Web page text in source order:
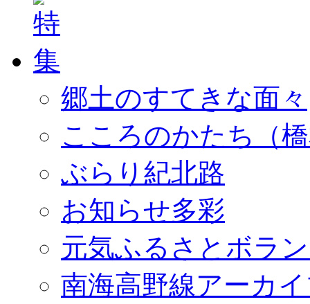
郷土のすてきな面々
こころのかたち（
ぶらり紀北路
お知らせ多彩
元気ふるさとボラ
南海高野線アーカ